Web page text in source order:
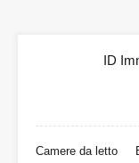
ID
Camere da letto